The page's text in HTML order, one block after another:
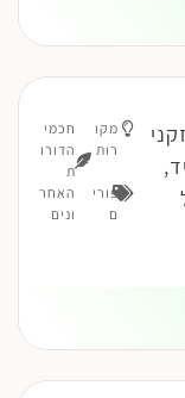
מקו
רות
פורי
ם
חכמי
הדורו
ת
האחר
ונים